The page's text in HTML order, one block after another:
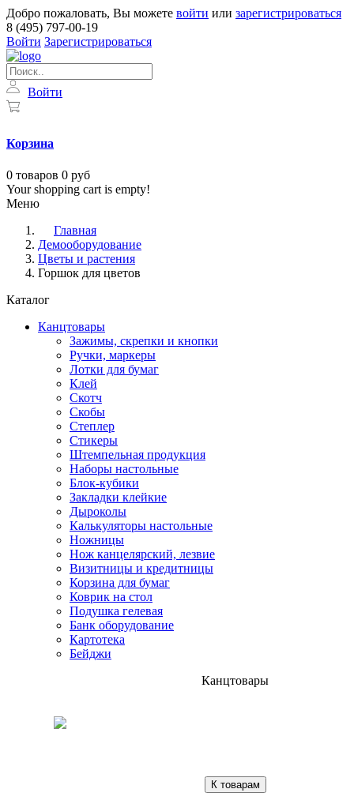
Добро пожаловать, Вы можете войти или зарегистрироваться
8 (495) 797-00-19
Войти Зарегистрироваться
Войти
Корзина
0 товаров 0 руб
Your shopping cart is empty!
Меню
Главная
Демооборудование
Цветы и растения
Горшок для цветов
Каталог
Канцтовары
Зажимы, скрепки и кнопки
Ручки, маркеры
Лотки для бумаг
Клей
Скотч
Скобы
Степлер
Стикеры
Штемпельная продукция
Наборы настольные
Блок-кубики
Закладки клейкие
Дыроколы
Калькуляторы настольные
Ножницы
Нож канцелярский, лезвие
Визитницы и кредитницы
Корзина для бумаг
Коврик на стол
Подушка гелевая
Банк оборудование
Картотека
Бейджи
Канцтовары
К товарам